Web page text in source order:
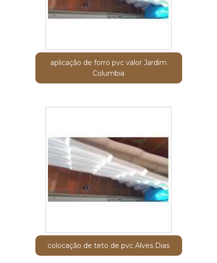
aplicação de forro pvc valor Jardim
Columbia
colocação de teto de pvc Alves Dias